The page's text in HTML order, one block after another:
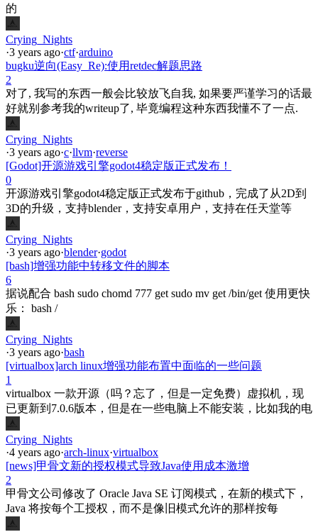
的
Crying_Nights
·3 years ago·ctf·arduino
bugku逆向(Easy_Re):使用retdec解题思路
2
对了, 我写的东西一般会比较放飞自我, 如果要严谨学习的话最
好就别参考我的writeup了, 毕竟编程这种东西我懂不了一点.
Crying_Nights
·3 years ago·c·llvm·reverse
[Godot]开源游戏引擎godot4稳定版正式发布！
0
开源游戏引擎godot4稳定版正式发布于github，完成了从2D到
3D的升级，支持blender，支持安卓用户，支持在任天堂等
Crying_Nights
·3 years ago·blender·godot
[bash]增强功能中转移文件的脚本
6
据说配合 bash sudo chomd 777 get sudo mv get /bin/get 使用更快
乐： bash /
Crying_Nights
·3 years ago·bash
[virtualbox]arch linux增强功能布置中面临的一些问题
1
virtualbox 一款开源（吗？忘了，但是一定免费）虚拟机，现
已更新到7.0.6版本，但是在一些电脑上不能安装，比如我的电
Crying_Nights
·4 years ago·arch-linux·virtualbox
[news]甲骨文新的授权模式导致Java使用成本激增
2
甲骨文公司修改了 Oracle Java SE 订阅模式，在新的模式下，
Java 将按每个工授权，而不是像旧模式允许的那样按每